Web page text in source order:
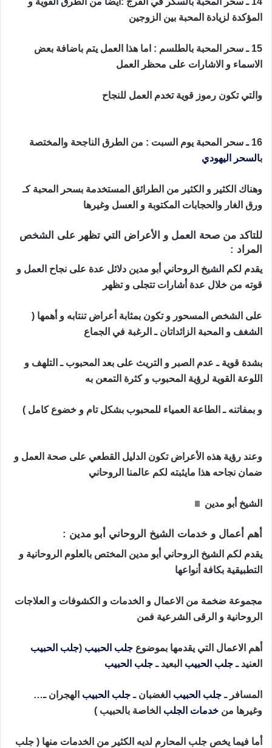
المؤكدة لزيادة المحبة بين الزوجين
15 ـ سحر المحبة بالطلسم : اما هذا العمل يتم باضافة بعض
الاسماء و الاشارات على محظر العمل
والتي تكون رموز قوية تخدم العمل للنجاح
16 ـ سحر المحبة يوم السبت : من الطرق الناجحة والمختصة
بالسحر اليهودي
وهناك الكثير و الكثير من الطرائق المستخدمة بسحر المحبة كـ
ورق الغار والحجابات المكتوبة و العسل وغيرها
للتاكد من صحة العمل و الأعراض التي تظهر على الشخص
المراد :
يقدم لكم الشيخ الروحاني أبو مدين دلائل عدة على نجاح العمل و
قوته من خلال عدة أشارات تتجلى و تظهر
على الشخص المسحور و تكون بمثابة أعراض تنتابه و أهمها (
الشغف و المحبة الزائداتان ـ الرغبة في الجماع
بشدة قوية ـ عدم الصبر و التريث على بعد المحبوب ـ التلهف و
اللوعة القوية لرؤية المحبوب و كثرة التمعن به
و بمفاتنه ـ الطاعة العمياء للمحبوب بشكل تام و خضوع كامل )
وعند رؤية هذه الأعراض تكون الدليل القطعي على صحة العمل و
ضمان نجاحه هذا مايثبته لكم عالمنا الروحاني
الشيخ أبو مدين
أهم أعمال و خدمات الشيخ الروحاني أبو مدين :
يقدم لكم الشيخ الروحاني أبو مدين المختص بالعلوم الروحانية و
التطبيقية بكافة أنواعها
مجموعة ضخمة من الاعمال و الخدمات و الكشوفات و العلاجات
الروحانية و الرقى الشرعية فمن
أهم الاعمال التي يقدمها بموضوع جلب الحبيب (جلب الحبيب
العنيد ـجلب الحبيب البعيد ـجلب الحبيب
المسافر ـجلب الحبيب الغضبان ـجلب الحبيب الهجران ـ…
وغيرها من خدمات الجلب الخاصة بالحبيب )
أما فيما يخص جلب المحارم لديه الكثير من الخدمات منها ( جلب